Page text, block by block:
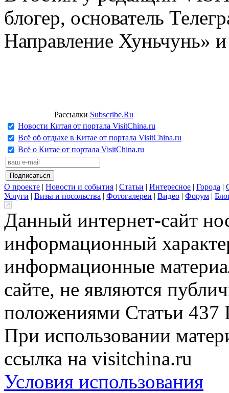
блогер, основатель
Направление Хуньчунь»
Рассылки Subscribe.Ru
Новости Китая от портала VisitChina.ru
Всё об отдыхе в Китае от портала VisitChina.ru
Всё о Китае от портала VisitChina.ru
О проекте | Новости и события | Статьи | Интересное | Города |
Услуги | Визы и посольства | Фотогалереи | Видео | Форум |
Данный интернет-сайт
информационный
информационные
сайте, не являются
положениями Статьи 437
При использовании
ссылка на visitchina.ru
Условия использования